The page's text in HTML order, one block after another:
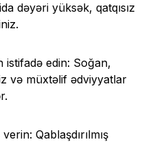
dəyəri yüksək, qatqısız
istifadə edin: Soğan,
və müxtəlif ədviyyatlar
Qablaşdırılmış